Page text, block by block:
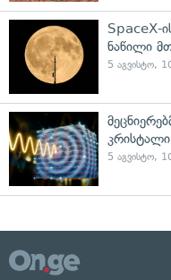
SpaceX-
ნაწილი
5 აგვისტო,
კრისტალი
5 აგვისტო,